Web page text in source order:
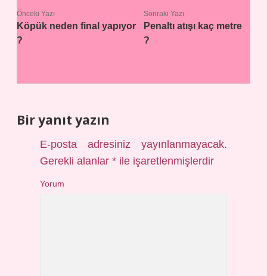
Önceki Yazı
Köpük neden final yapıyor
?
Sonraki Yazı
Penaltı atışı kaç metre
?
Bir yanıt yazın
E-posta adresiniz yayınlanmayacak.
Gerekli alanlar* ile işaretlenmişlerdir
Yorum